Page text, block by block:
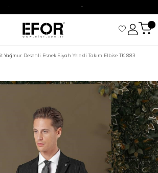
1-3 iş günü içerisinde kargoya verilecektir.
Yağmur Desenli Esnek Siyah Yelekli Takım Elbise TK 883